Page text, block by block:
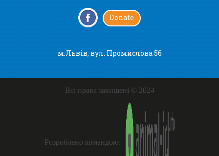
Donate
м.Львів, вул. Промислова 56
Всі права захищені © 2024
Розроблено командою: